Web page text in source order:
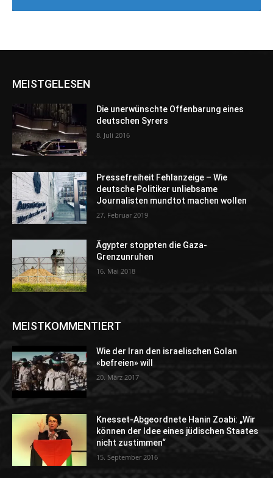
MEISTGELESEN
Die unerwünschte Offenbarung eines
deutschen Syrers
8. Juli 2016
Pressefreiheit Fehlanzeige – Wie
deutsche Politiker unliebsame
Journalisten mundtot machen wollen
27. Februar 2019
Ägypter stoppten die Gaza-
Grenzunruhen
16. Mai 2018
MEISTKOMMENTIERT
Wie der Iran den israelischen Golan
«befreien» will
20. März 2017
Knesset-Abgeordnete Hanin Zoabi: „Wir
können der Idee eines jüdischen Staates
nicht zustimmen“
15. September 2016